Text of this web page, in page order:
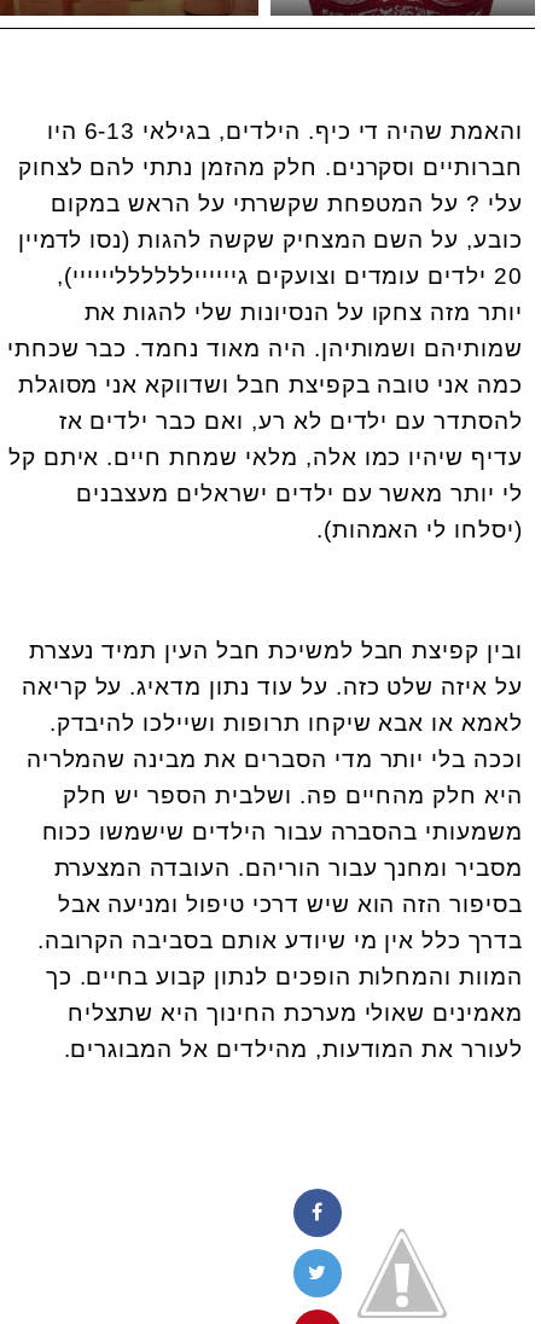
והאמת שהיה די כיף. הילדים, בגילאי 6-13 היו
חברותיים וסקרנים. חלק מהזמן נתתי להם לצחוק
עלי ? על המטפחת שקשרתי על הראש במקום
כובע, על השם המצחיק שקשה להגות (נסו לדמיין
20 ילדים עומדים וצועקים גיייייילללללליייייי),
יותר מזה צחקו על הנסיונות שלי להגות את
שמותיהם ושמותיהן. היה מאוד נחמד. כבר שכחתי
כמה אני טובה בקפיצת חבל ושדווקא אני מסוגלת
להסתדר עם ילדים לא רע, ואם כבר ילדים אז
עדיף שיהיו כמו אלה, מלאי שמחת חיים. איתם קל
לי יותר מאשר עם ילדים ישראלים מעצבנים
(יסלחו לי האמהות).
ובין קפיצת חבל למשיכת חבל העין תמיד נעצרת
על איזה שלט כזה. על עוד נתון מדאיג. על קריאה
לאמא או אבא שיקחו תרופות ושיילכו להיבדק.
וככה בלי יותר מדי הסברים את מבינה שהמלריה
היא חלק מהחיים פה. ושלבית הספר יש חלק
משמעותי בהסברה עבור הילדים שישמשו ככוח
מסביר ומחנך עבור הוריהם. העובדה המצערת
בסיפור הזה הוא שיש דרכי טיפול ומניעה אבל
בדרך כלל אין מי שיודע אותם בסביבה הקרובה.
המוות והמחלות הופכים לנתון קבוע בחיים. כך
מאמינים שאולי מערכת החינוך היא שתצליח
לעורר את המודעות, מהילדים אל המבוגרים.